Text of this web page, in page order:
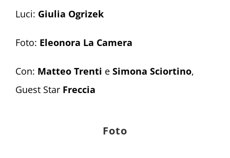
Luci: Giulia Ogrizek
Foto: Eleonora La Camera
Con: Matteo Trenti e Simona Sciortino,
Guest Star Freccia
Foto